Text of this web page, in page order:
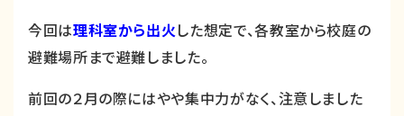
今回は理科室から出火した想定で、各教室から校庭の
避難場所まで避難しました。
前回の２月の際にはやや集中力がなく、注意しました